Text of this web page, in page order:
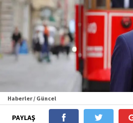
Haberler / Güncel
PAYLAŞ